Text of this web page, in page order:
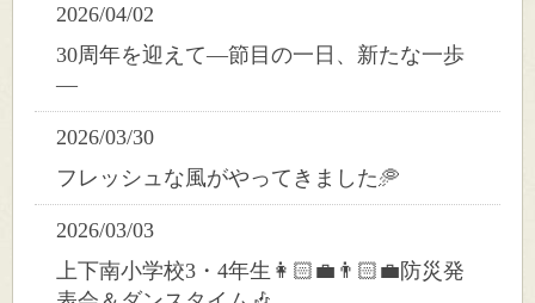
2026/04/02
30周年を迎えて―節目の一日、新たな一歩
―
2026/03/30
フレッシュな風がやってきました🥏
2026/03/03
上下南小学校3・4年生👩🏻‍💼👨🏻‍💼防災発